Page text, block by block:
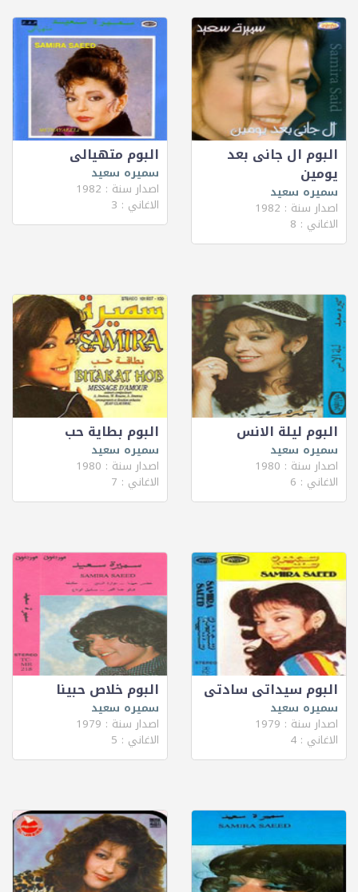
البوم ال جانى بعد
يومين
سميره سعيد
اصدار سنة : 1982
الاغاني : 8
البوم متهيالى
سميره سعيد
اصدار سنة : 1982
الاغاني : 3
البوم ليلة الانس
سميره سعيد
اصدار سنة : 1980
الاغاني : 6
البوم بطاية حب
سميره سعيد
اصدار سنة : 1980
الاغاني : 7
البوم سيداتى سادتى
سميره سعيد
اصدار سنة : 1979
الاغاني : 4
البوم خلاص حبينا
سميره سعيد
اصدار سنة : 1979
الاغاني : 5